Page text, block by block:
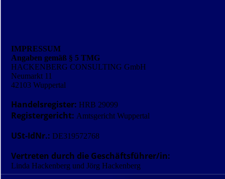
IMPRESSUM
Angaben gemäß § 5 TMG
HACKENBERG CONSULTING GmbH
Neumarkt 11
42103 Wuppertal
Handelsregister:HRB 29099
Registergericht:Amtsgericht Wuppertal
USt-IdNr.:DE319572768
Vertreten durch die Geschäftsführer/in:
Linda Hackenberg und Jörg Hackenberg